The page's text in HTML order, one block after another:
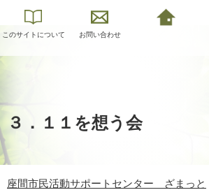
このサイトについて お問い合わせ
３．１１を想う会
座間市民活動サポートセンター ざまっと